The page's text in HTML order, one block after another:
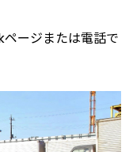
ージまたは電話で